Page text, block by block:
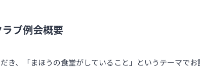
ブ例会概要
、「まほうの食堂がしていること」というテーマでお